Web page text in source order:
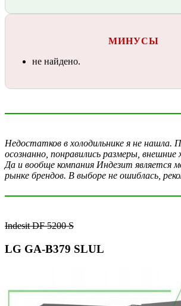
МИНУСЫ
не найдено.
Недостатков в холодильнике я не нашла.
осознанно, понравились размеры, внешние
Да и вообще компания Индезит является
рынке брендов. В выборе не ошиблась,
Indesit DF 5200 S
LG GA-B379 SLUL